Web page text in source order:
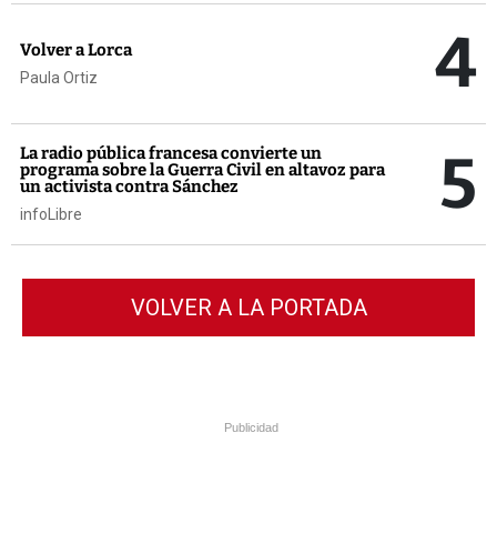
Volver a Lorca
Paula Ortiz 4
La radio pública francesa convierte un
programa sobre la Guerra Civil en altavoz para
un activista contra Sánchez
infoLibre 5
VOLVER A LA PORTADA
Publicidad